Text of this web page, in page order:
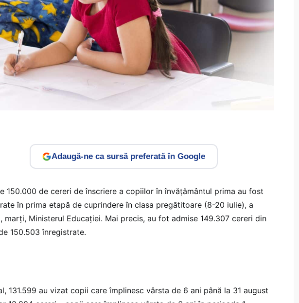
Adaugă-ne ca sursă preferată în Google
150.000 de cereri de înscriere a copiilor în învățământul prima au fost
în prima etapă de cuprindere în clasa pregătitoare (8-20 iulie), a
marți, Ministerul Educației. Mai precis, au fot admise 149.307 cereri din
150.503 înregistrate.
131.599 au vizat copii care împlinesc vârsta de 6 ani până la 31 august